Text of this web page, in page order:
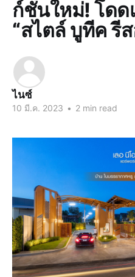
ก์ชั่นใหม่! โดด
“สไตล์ บูทีค รี
ไนซ์
10 มี.ค. 2023 • 2 min read